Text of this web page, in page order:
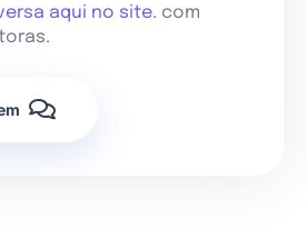
aqui no site. com